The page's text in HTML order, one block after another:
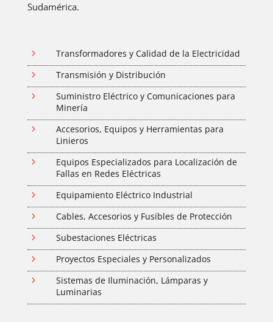
Sudamérica.
5 Transformadores y Calidad de la Electricidad
5 Transmisión y Distribución
5
Suministro Eléctrico y Comunicaciones para
Minería
5
Accesorios, Equipos y Herramientas para
Linieros
5
Equipos Especializados para Localización de
Fallas en Redes Eléctricas
5 Equipamiento Eléctrico Industrial
5 Cables, Accesorios y Fusibles de Protección
5 Subestaciones Eléctricas
5 Proyectos Especiales y Personalizados
5
Sistemas de Iluminación, Lámparas y
Luminarias